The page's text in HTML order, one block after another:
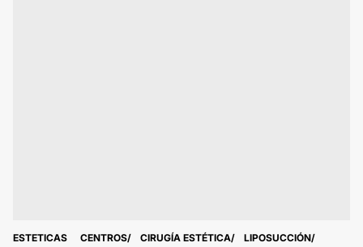
ESTETICAS CENTROS CIRUGÍA ESTÉTICA
LIPOSUCCIÓN